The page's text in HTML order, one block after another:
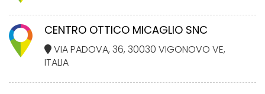
CENTRO OTTICO MICAGLIO SNC
VIA PADOVA, 36, 30030 VIGONOVO VE,
ITALIA